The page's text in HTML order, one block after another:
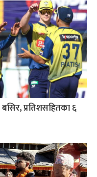
प्रतिशसहितका ६